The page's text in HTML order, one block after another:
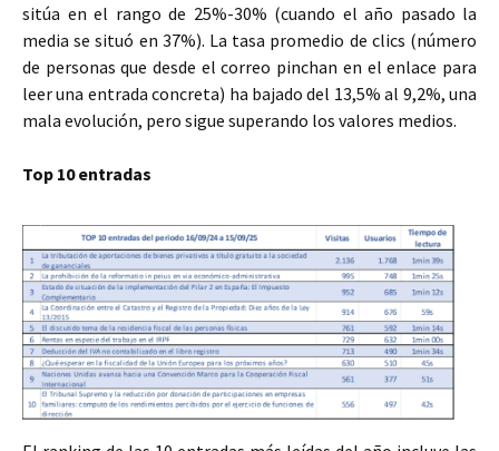
sitúa en el rango de 25%-30% (cuando el año pasado la
media se situó en 37%). La tasa promedio de clics (número
de personas que desde el correo pinchan en el enlace para
leer una entrada concreta) ha bajado del 13,5% al 9,2%, una
mala evolución, pero sigue superando los valores medios.
Top 10 entradas